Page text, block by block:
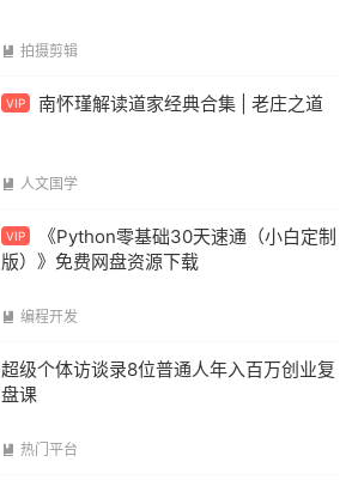
 拍摄剪辑
VIP 南怀瑾解读道家经典合集 | 老庄之道
 人文国学
VIP
《Python零基础30天速通（小白定制
版）》免费网盘资源下载
 编程开发
超级个体访谈录8位普通人年入百万创业复
盘课
 热门平台